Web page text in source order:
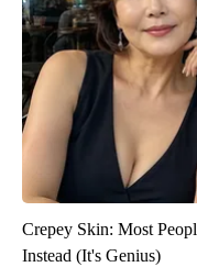
Crepey Skin: Most
Instead (It's Genius)